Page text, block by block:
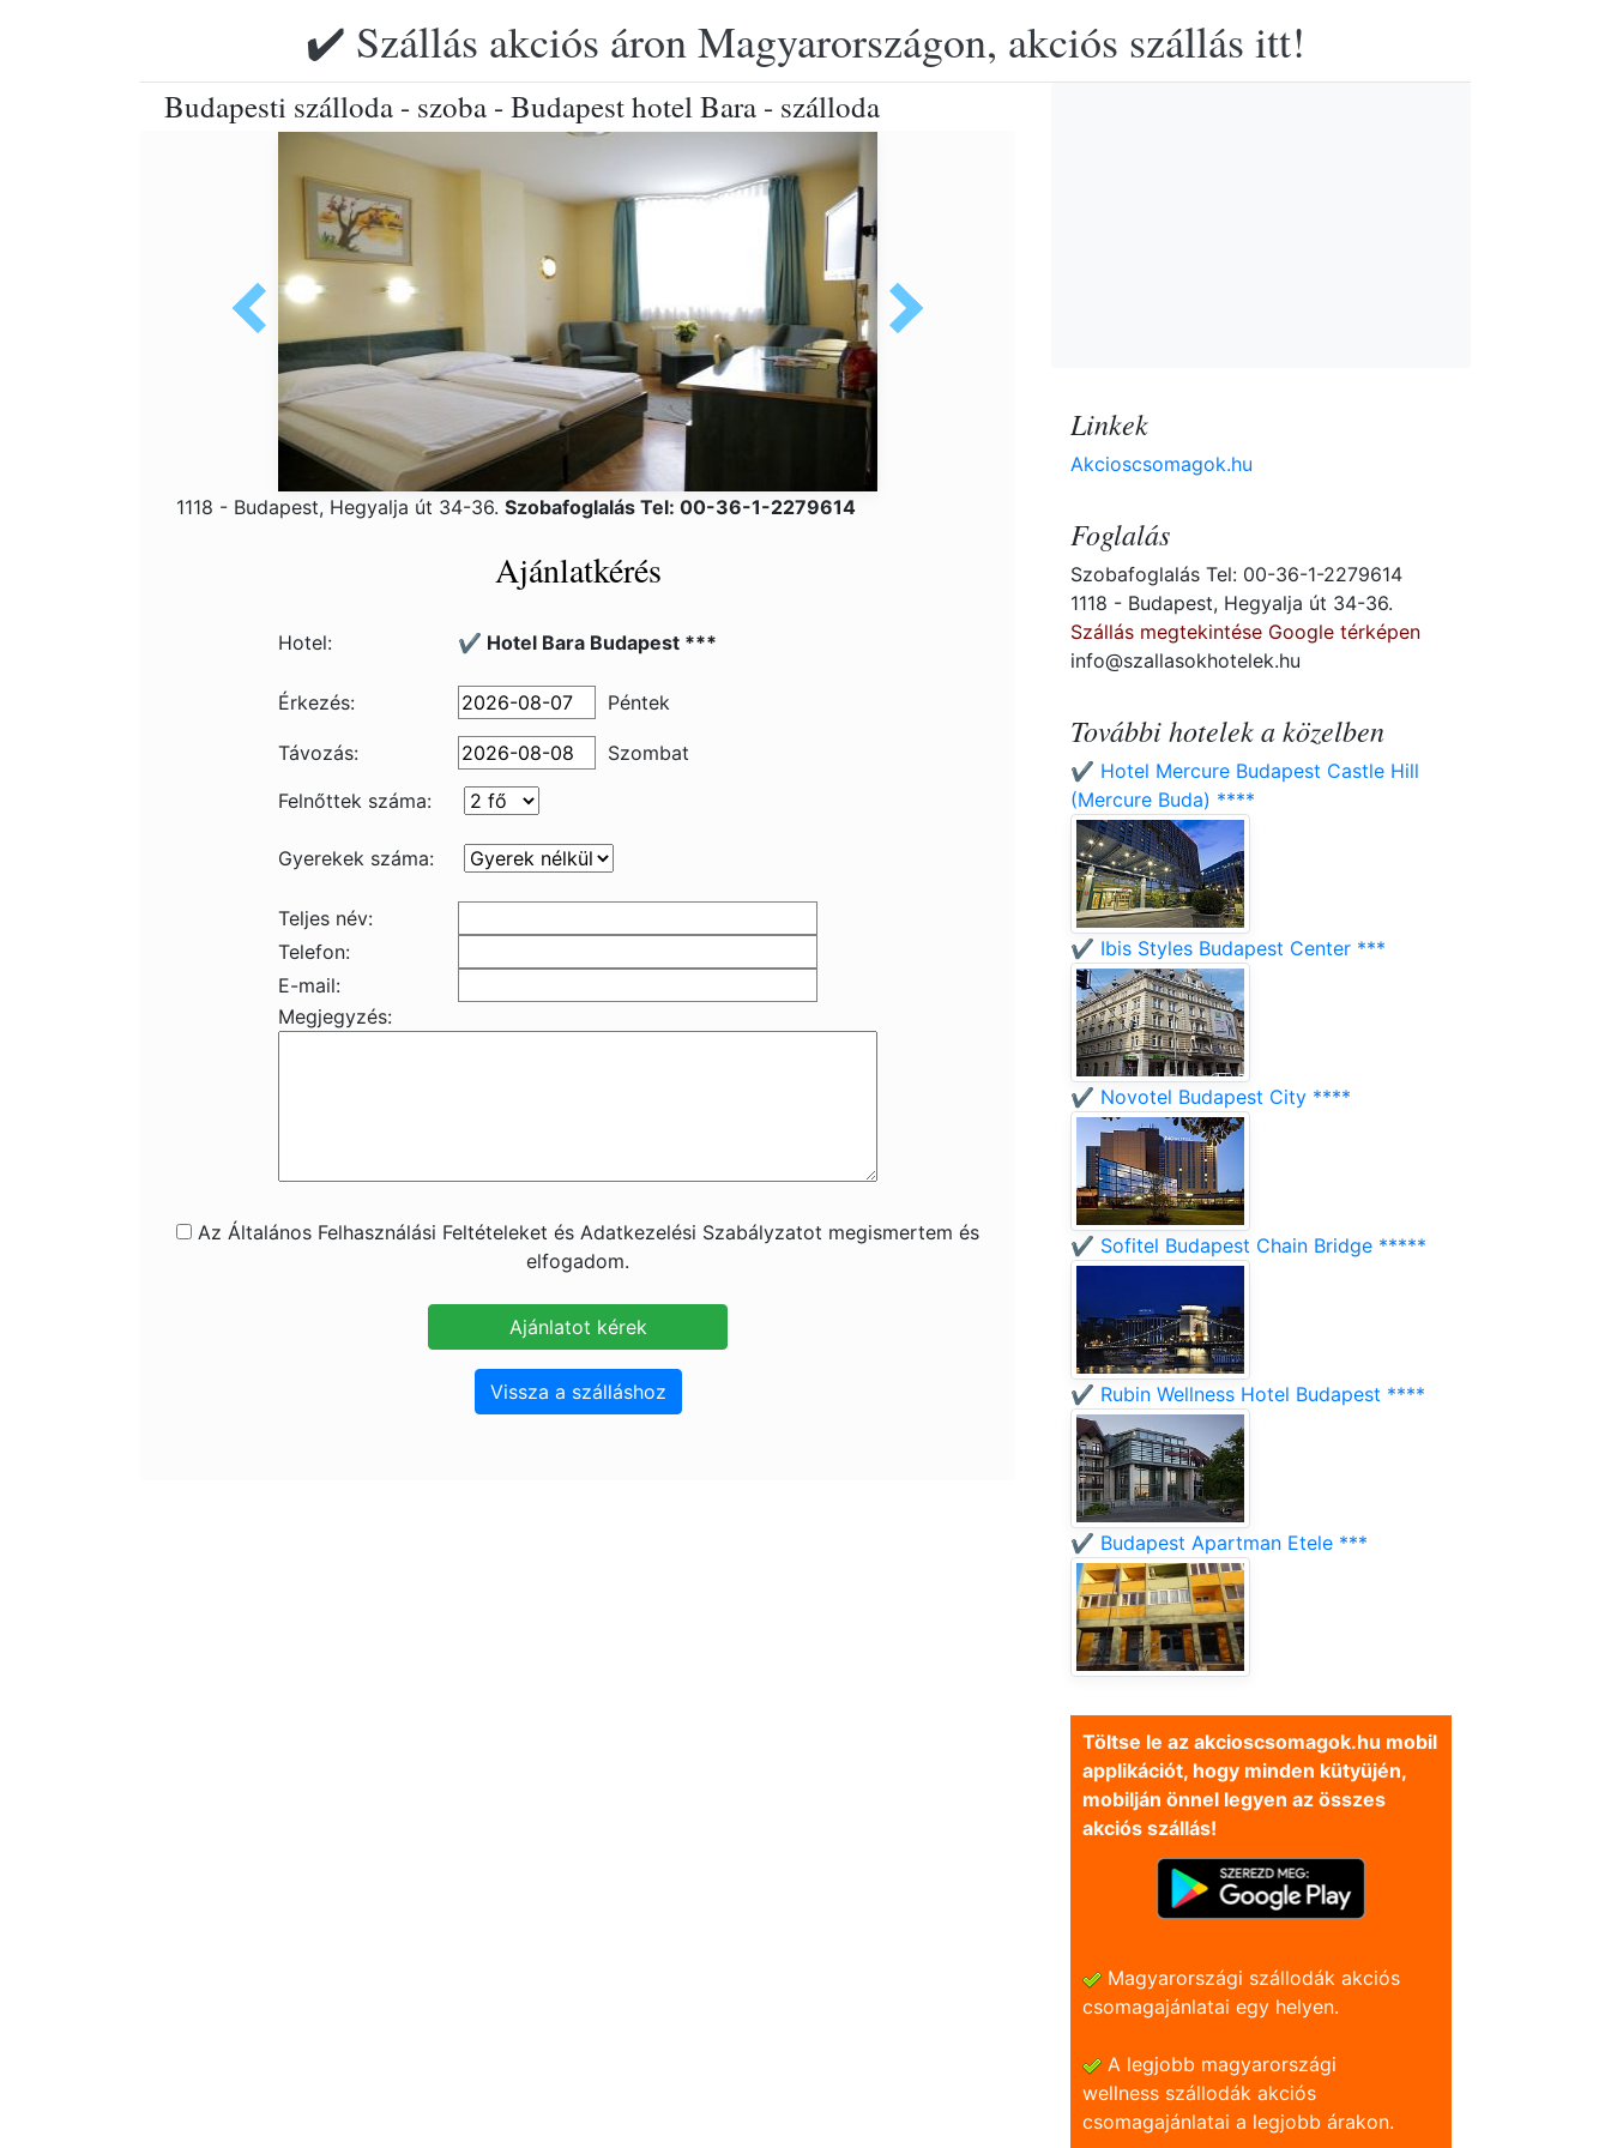
✔️ Szállás akciós áron Magyarországon, akciós szállás itt!
Budapesti szálloda - szoba - Budapest hotel Bara - szálloda
1118 - Budapest, Hegyalja út 34-36. Szobafoglalás Tel: 00-36-1-2279614
Ajánlatkérés
Hotel: ✔️ Hotel Bara Budapest ***
Érkezés: Péntek
Távozás:
Szombat
Felnőttek száma:
Gyerekek száma:
Teljes név:
Telefon:
E-mail:
Megjegyzés:
Az Általános Felhasználási Feltételeket és Adatkezelési Szabályzatot megismertem és
elfogadom.
Vissza a szálláshoz
Linkek
Akcioscsomagok.hu
Foglalás
Szobafoglalás Tel: 00-36-1-2279614
1118 - Budapest, Hegyalja út 34-36.
Szállás megtekintése Google térképen
info@szallasokhotelek.hu
További hotelek a közelben
✔️ Hotel Mercure Budapest Castle Hill
(Mercure Buda) ****
✔️ Ibis Styles Budapest Center ***
✔️ Novotel Budapest City ****
✔️ Sofitel Budapest Chain Bridge *****
✔️ Rubin Wellness Hotel Budapest ****
✔️ Budapest Apartman Etele ***
Töltse le az akcioscsomagok.hu mobil
applikációt, hogy minden kütyüjén,
mobilján önnel legyen az összes
akciós szállás!
Magyarországi szállodák akciós
csomagajánlatai egy helyen.
A legjobb magyarországi
wellness szállodák akciós
csomagajánlatai a legjobb árakon.